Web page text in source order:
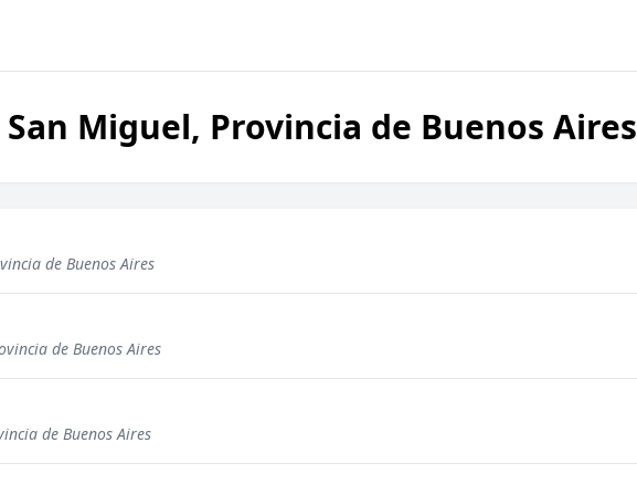
Miguel, Provincia de Buenos Aires
de Buenos Aires
de Buenos Aires
de Buenos Aires